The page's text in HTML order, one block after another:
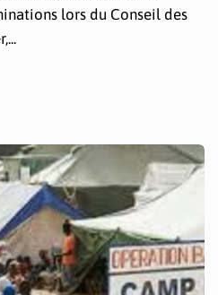
lors du Conseil des